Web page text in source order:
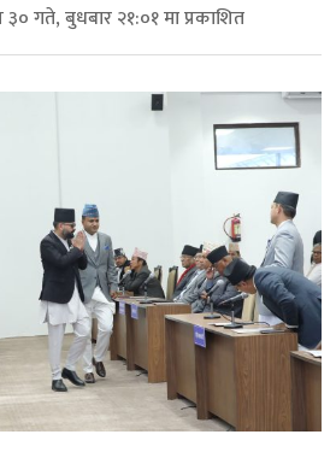
गते, बुधबार २१:०१ मा प्रकाशित